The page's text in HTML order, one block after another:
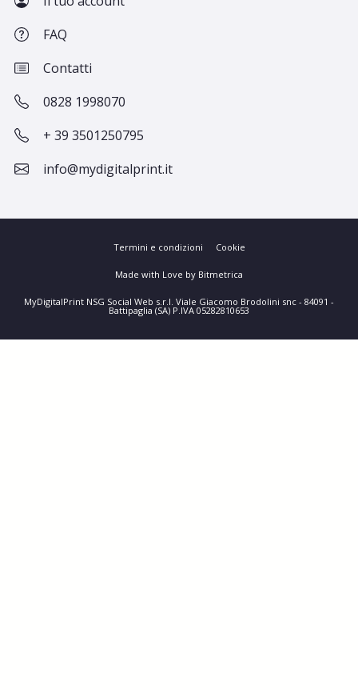
FAQ
Contatti
0828 1998070
+ 39 3501250795
info@mydigitalprint.it
Termini e condizioni Cookie
Made with Love by Bitmetrica
MyDigitalPrint NSG Social Web s.r.l. Viale Giacomo Brodolini snc - 84091 -
Battipaglia (SA) P.IVA 05282810653